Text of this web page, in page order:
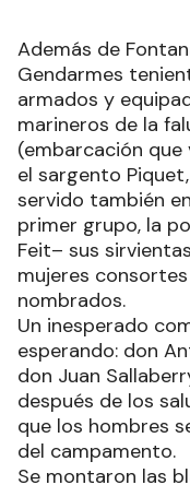
Además de
Gendarmes
armados y
marineros de la
(embarcación que
el sargento
servido también
primer grupo, la
Feit– sus
mujeres
nombrados.
Un inesperado
esperando: don
don Juan
después de los
que los hombres
del campamento.
Se montaron las